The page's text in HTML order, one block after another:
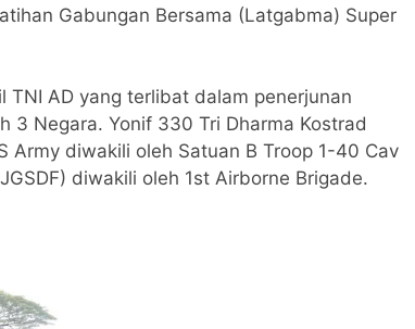
Gabungan Bersama (Latgabma) Super
AD yang terlibat dalam penerjunan
3 Negara. Yonif 330 Tri Dharma Kostrad
Army diwakili oleh Satuan B Troop 1-40 Cav
diwakili oleh 1st Airborne Brigade.